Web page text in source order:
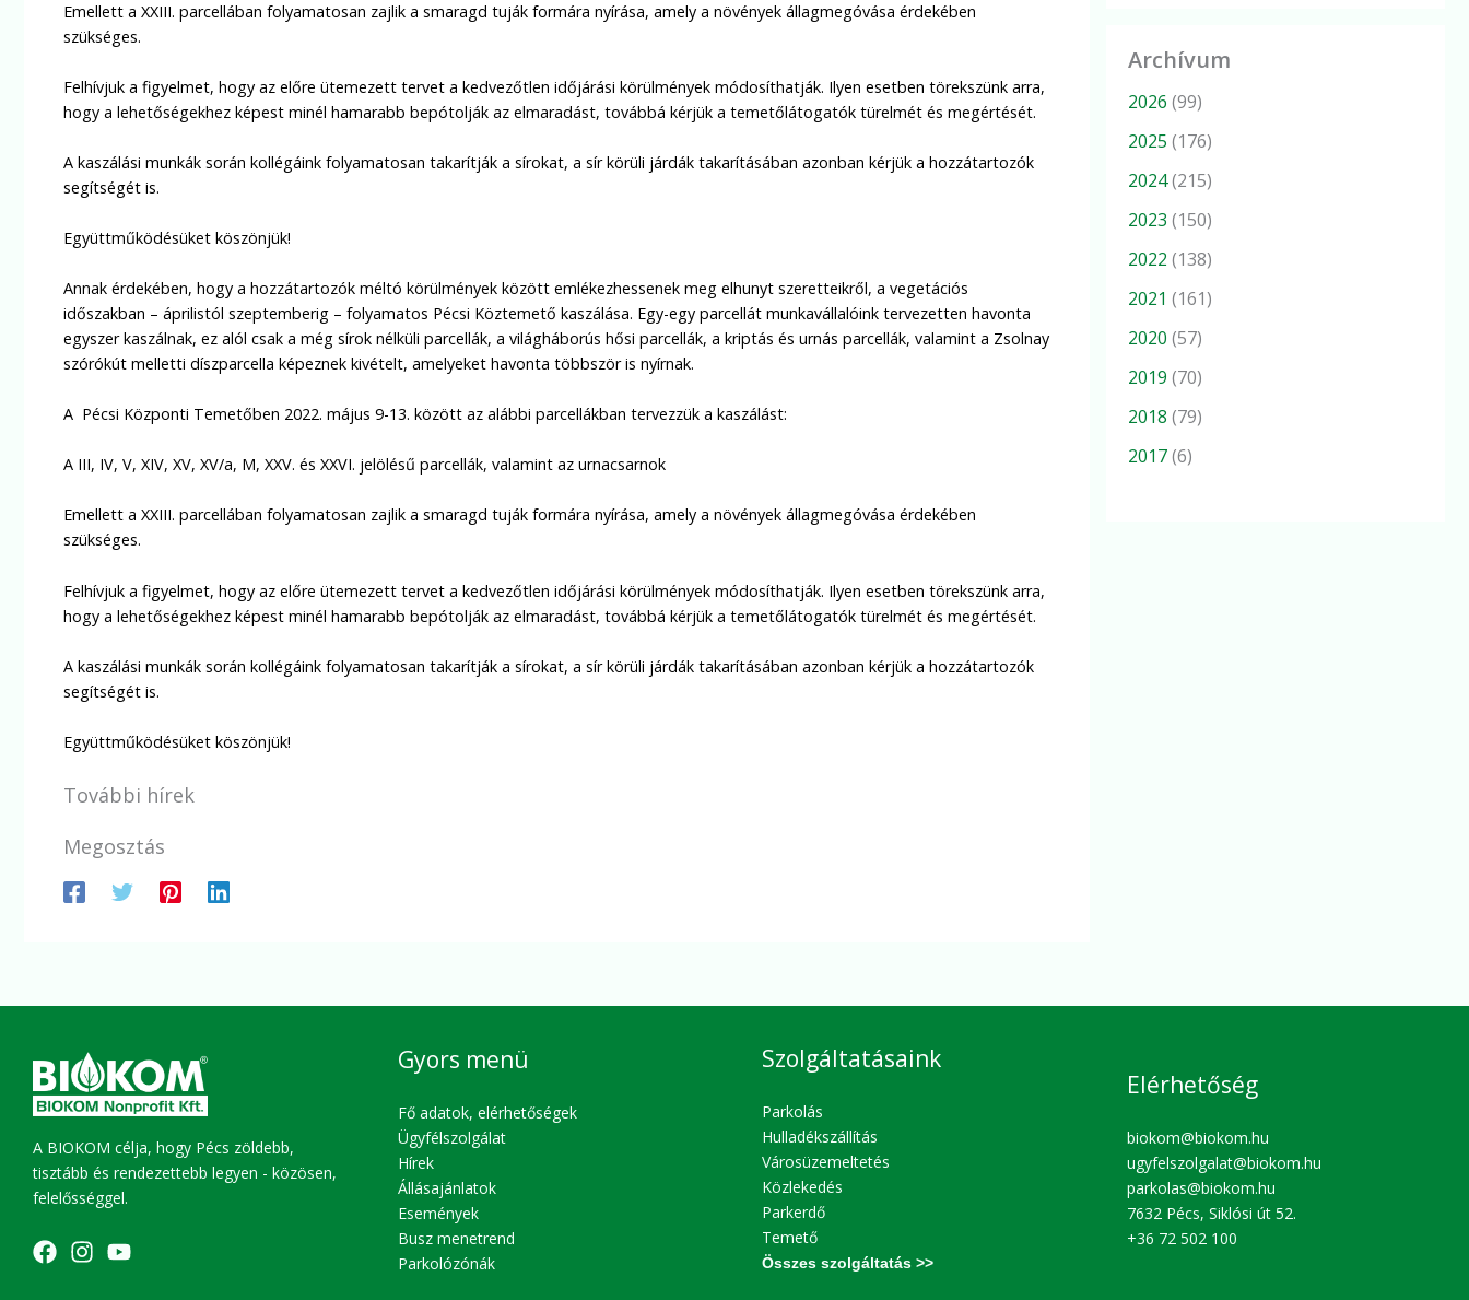
Emellett a XXIII. parcellában folyamatosan zajlik a smaragd tuják formára nyírása, amely a növények állagmegóvása érdekében
szükséges.
Felhívjuk a figyelmet, hogy az előre ütemezett tervet a kedvezőtlen időjárási körülmények módosíthatják. Ilyen esetben törekszünk arra,
hogy a lehetőségekhez képest minél hamarabb bepótolják az elmaradást, továbbá kérjük a temetőlátogatók türelmét és megértését.
A kaszálási munkák során kollégáink folyamatosan takarítják a sírokat, a sír körüli járdák takarításában azonban kérjük a hozzátartozók
segítségét is.
Együttműködésüket köszönjük!
Annak érdekében, hogy a hozzátartozók méltó körülmények között emlékezhessenek meg elhunyt szeretteikről, a vegetációs
időszakban – áprilistól szeptemberig – folyamatos Pécsi Köztemető kaszálása. Egy-egy parcellát munkavállalóink tervezetten havonta
egyszer kaszálnak, ez alól csak a még sírok nélküli parcellák, a világháborús hősi parcellák, a kriptás és urnás parcellák, valamint a Zsolnay
szórókút melletti díszparcella képeznek kivételt, amelyeket havonta többször is nyírnak.
A Pécsi Központi Temetőben 2022. május 9-13. között az alábbi parcellákban tervezzük a kaszálást:
A III, IV, V, XIV, XV, XV/a, M, XXV. és XXVI. jelölésű parcellák, valamint az urnacsarnok
Emellett a XXIII. parcellában folyamatosan zajlik a smaragd tuják formára nyírása, amely a növények állagmegóvása érdekében
szükséges.
Felhívjuk a figyelmet, hogy az előre ütemezett tervet a kedvezőtlen időjárási körülmények módosíthatják. Ilyen esetben törekszünk arra,
hogy a lehetőségekhez képest minél hamarabb bepótolják az elmaradást, továbbá kérjük a temetőlátogatók türelmét és megértését.
A kaszálási munkák során kollégáink folyamatosan takarítják a sírokat, a sír körüli járdák takarításában azonban kérjük a hozzátartozók
segítségét is.
Együttműködésüket köszönjük!
További hírek
Megosztás
Archívum
2026 (99)
2025 (176)
2024(215)
2023 (150)
2022 (138)
2021 (161)
2020 (57)
2019 (70)
2018 (79)
2017(6)
A BIOKOM célja, hogy Pécs zöldebb,
tisztább és rendezettebb legyen - közösen,
felelősséggel.
Gyors menü
Fő adatok, elérhetőségek
Ügyfélszolgálat
Hírek
Állásajánlatok
Események
Busz menetrend
Parkolózónák
Szolgáltatásaink
Parkolás
Hulladékszállítás
Városüzemeltetés
Közlekedés
Parkerdő
Temető
Összes szolgáltatás >>
Elérhetőség
biokom@biokom.hu
ugyfelszolgalat@biokom.hu
parkolas@biokom.hu
7632 Pécs, Siklósi út 52.
+36 72 502 100